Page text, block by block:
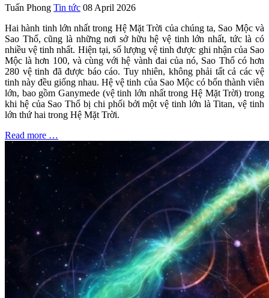
Tuấn Phong Tin tức 08 April 2026
Hai hành tinh lớn nhất trong Hệ Mặt Trời của chúng ta, Sao Mộc và
Sao Thổ, cũng là những nơi sở hữu hệ vệ tinh lớn nhất, tức là có
nhiều vệ tinh nhất. Hiện tại, số lượng vệ tinh được ghi nhận của Sao
Mộc là hơn 100, và cùng với hệ vành đai của nó, Sao Thổ có hơn
280 vệ tinh đã được báo cáo. Tuy nhiên, không phải tất cả các vệ
tinh này đều giống nhau. Hệ vệ tinh của Sao Mộc có bốn thành viên
lớn, bao gồm Ganymede (vệ tinh lớn nhất trong Hệ Mặt Trời) trong
khi hệ của Sao Thổ bị chi phối bởi một vệ tinh lớn là Titan, vệ tinh
lớn thứ hai trong Hệ Mặt Trời.
Read more …